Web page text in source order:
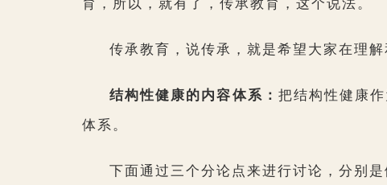
育，所以，就有了，传承教育，这个说法。
传承教育，说传承，就是希望大家在理
结构性健康的内容体系： 把结构性健康
体系。
下面通过三个分论点来进行讨论，分别